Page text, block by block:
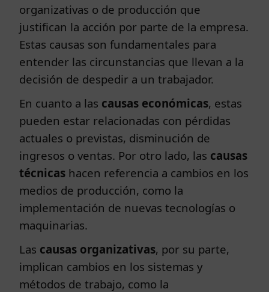
organizativas o de producción que
justifican la acción por parte de la empresa.
Estas causas son fundamentales para
entender las circunstancias que llevan a la
decisión de despedir a un trabajador.
En cuanto a las causas económicas, estas
pueden estar relacionadas con pérdidas
actuales o previstas, disminución de
ingresos o ventas. Por otro lado, las causas
técnicas hacen referencia a cambios en los
medios de producción, como la
implementación de nuevas tecnologías o
maquinarias.
Las causas organizativas, por su parte,
implican cambios en los sistemas y
métodos de trabajo, como la